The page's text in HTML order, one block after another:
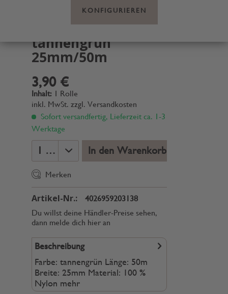
Band Organza
tannengrün
25mm/50m
3,90 €
Inhalt: 1 Rolle
inkl. MwSt. zzgl. Versandkosten
Sofort versandfertig, Lieferzeit ca. 1-3
Werktage
In den Warenkorb
Merken
Artikel-Nr.:
4026959203138
Du willst deine Händler-Preise sehen,
dann melde dich hier an
Beschreibung
Farbe: tannengrün Länge: 50m
Breite: 25mm Material: 100 %
Nylon mehr
KONFIGURIEREN